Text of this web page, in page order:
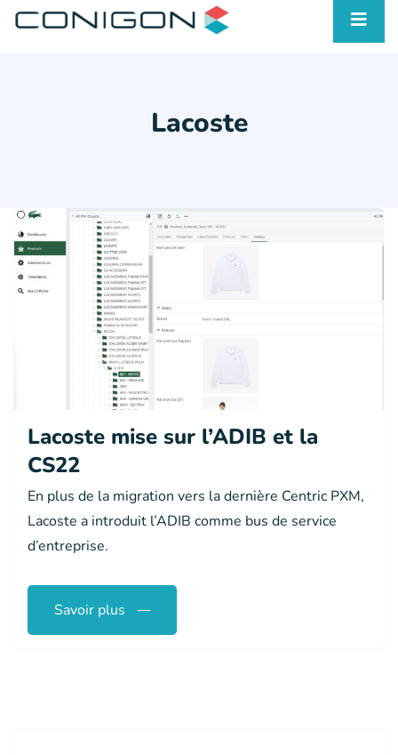
Lacoste
Lacoste mise sur l’ADIB et la
CS22
En plus de la migration vers la dernière Centric PXM,
Lacoste a introduit l’ADIB comme bus de service
d’entreprise.
Savoir plus